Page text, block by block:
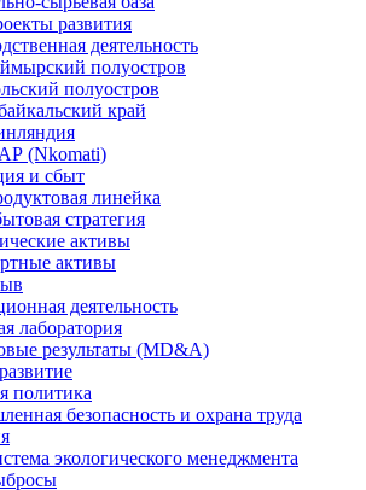
развития
деятельность
полуостров
полуостров
край
(Nkomati)
и сбыт
линейка
стратегия
активы
активы
деятельность
лаборатория
результаты (MD&A)
политика
безопасность и охрана труда
экологического менеджмента